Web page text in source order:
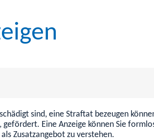
sind, eine Straftat bezeugen
gefördert. Eine Anzeige können Sie
Zusatzangebot zu verstehen.